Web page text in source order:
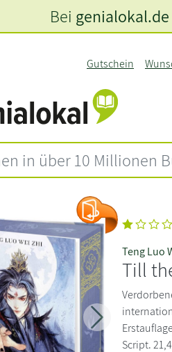
Gutschein
Bei genialokal.de
Weiter
Teng Luo
Till
Script.